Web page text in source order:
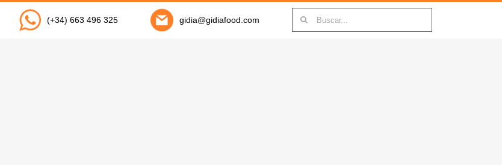
(+34) 663 496 325 gidia@gidiafood.com